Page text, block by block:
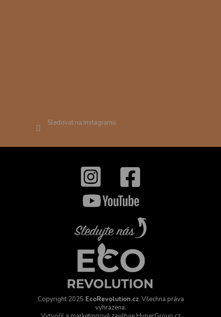
Sledovat na Instagramu
Copyright 2025 EcoRevolution.cz. Všechna práva
vyhrazena.